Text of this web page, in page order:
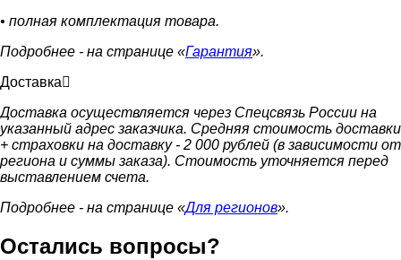
• полная комплектация товара.
Подробнее - на странице «Гарантия».
Доставка
Доставка осуществляется через Спецсвязь России на
указанный адрес заказчика. Средняя стоимость доставки
+ страховки на доставку - 2 000 рублей (в зависимости от
региона и суммы заказа). Стоимость уточняется перед
выставлением счета.
Подробнее - на странице «Для регионов».
Остались вопросы?